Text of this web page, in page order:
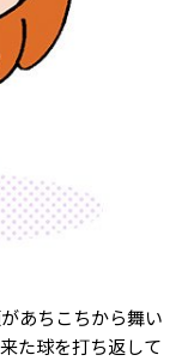
あちこちから舞い
た球を打ち返して